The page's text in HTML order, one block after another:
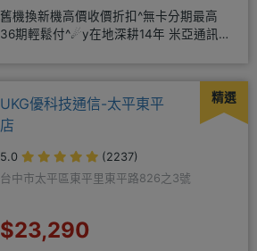
舊機換新機高價收價折扣^無卡分期最高
36期輕鬆付^☄y在地深耕14年 米亞通訊四
精選
UKG優科技通信-太平東平
店
5.0
(2237)
台中市太平區東平里東平路826之3號
$23,290